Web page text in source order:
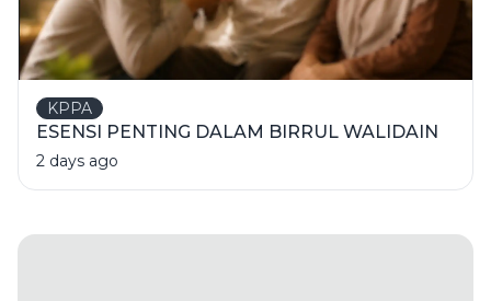
KPPA
ESENSI PENTING DALAM BIRRUL WALIDAIN
2 days ago